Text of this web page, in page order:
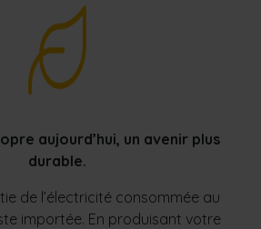
aujourd’hui, un avenir plus
durable.
de l’électricité consommée au
importée. En produisant votre